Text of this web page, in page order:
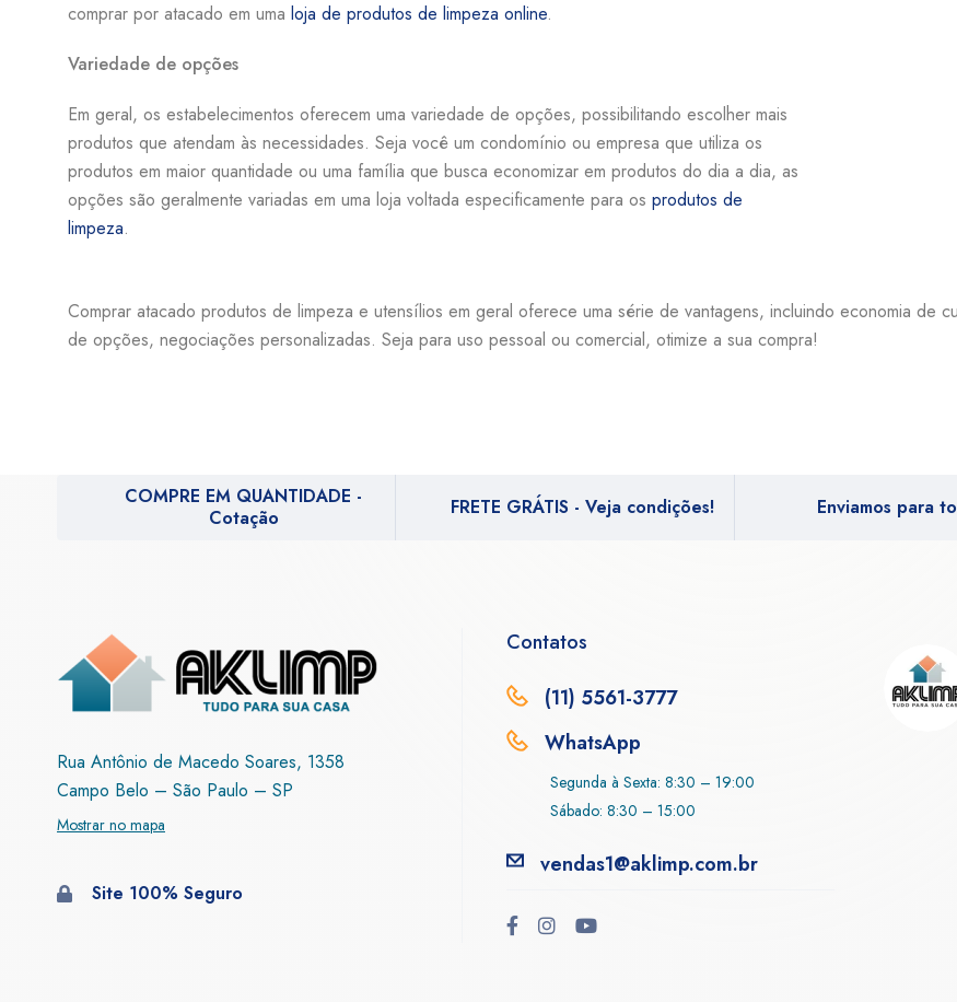
comprar por atacado em uma loja de produtos de limpeza online.
Variedade de opções
Em geral, os estabelecimentos oferecem uma variedade de opções, possibilitando escolher mais
produtos que atendam às necessidades. Seja você um condomínio ou empresa que utiliza os
produtos em maior quantidade ou uma família que busca economizar em produtos do dia a dia, as
opções são geralmente variadas em uma loja voltada especificamente para os produtos de
limpeza.
Comprar atacado produtos de limpeza e utensílios em geral oferece uma série de vantagens, incluindo economia de
de opções, negociações personalizadas. Seja para uso pessoal ou comercial, otimize a sua compra!
COMPRE EM QUANTIDADE -
Cotação
FRETE GRÁTIS - Veja condições! Enviamos para
Rua Antônio de Macedo Soares, 1358
Campo Belo – São Paulo – SP
Mostrar no mapa
Site 100% Seguro
Contatos
(11) 5561-3777
WhatsApp
Segunda à Sexta: 8:30 – 19:00
Sábado: 8:30 – 15:00
vendas1@aklimp.com.br